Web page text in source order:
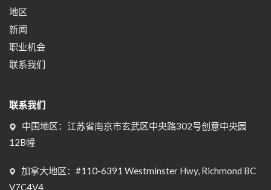
地区
新闻
职业机会
联系我们
联系我们
中国地区：江苏省南京市玄武区中央路302号创意中央园
12B幢
加拿大地区：#110-6391 Westminster Hwy, Richmond BC
V7C4V4